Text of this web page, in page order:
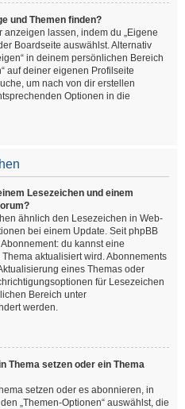
und Themen finden?
lassen, indem du „Eigene
Boardseite auswählst. Alternativ
in deinem persönlichen Bereich
auf deiner eigenen Profilseite
um nach von dir erstellen
Optionen in die
Lesezeichen und einem
ähnlich den Lesezeichen in Web-
bei einem Update. Seit phpBB
du kannst eine
aktualisiert wird. Abonnements
eines Themas oder
für Lesezeichen
Bereich unter
werden.
Thema setzen oder ein Thema
setzen oder es abonnieren, in
„Themen-Optionen“ auswählst, die